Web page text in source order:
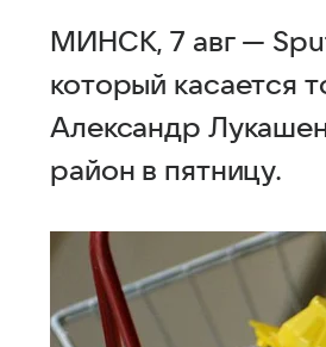
МИНСК, 7 авг —
который касается
Александр
район в пятницу.